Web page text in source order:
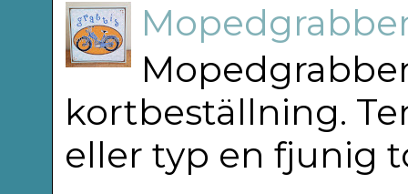
kortbeställning.
eller typ en fjunig